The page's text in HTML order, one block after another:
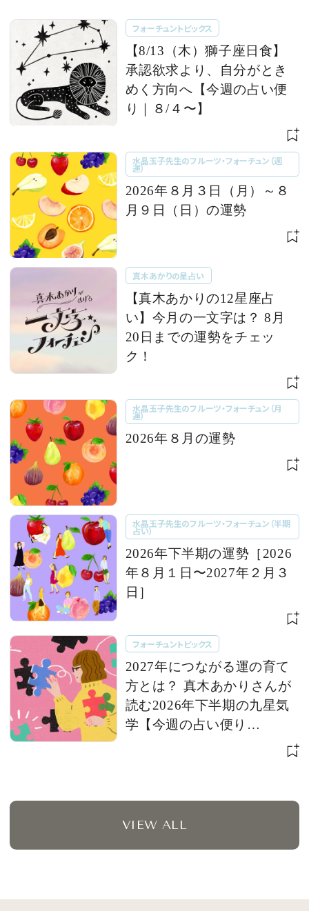
フォーチュントピックス
【8/13（木）獅子座日食】
承認欲求より、自分がとき
めく方向へ【今週の占い便
り｜８/４〜】
水晶玉子先生のフルーツ・フォーチュン（週
運）
2026年８月３日（月）～８
月９日（日）の運勢
真木あかりの星占い
【真木あかりの12星座占
い】今月の一文字は？ 8月
20日までの運勢をチェッ
ク！
水晶玉子先生のフルーツ・フォーチュン（月
運）
2026年８月の運勢
水晶玉子先生のフルーツ・フォーチュン（半期
占い）
2026年下半期の運勢［2026
年８月１日〜2027年２月３
日］
フォーチュントピックス
2027年につながる運の育て
方とは？ 真木あかりさんが
読む2026年下半期の九星気
学【今週の占い便り
VIEW ALL